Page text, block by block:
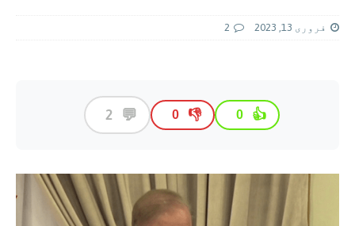
فروری 13, 2023 2
👍
0
👎
0
💬
2